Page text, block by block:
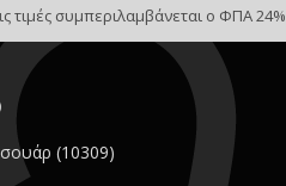
τιμές συμπεριλαμβάνεται ο ΦΠΑ 24%
(10309)